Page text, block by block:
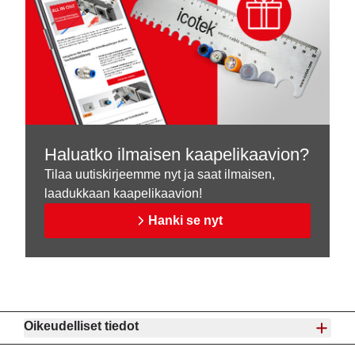
Haluatko ilmaisen kaapelikaavion?
Tilaa uutiskirjeemme nyt ja saat ilmaisen,
laadukkaan kaapelikaavion!
Hanki se nyt
Oikeudelliset tiedot